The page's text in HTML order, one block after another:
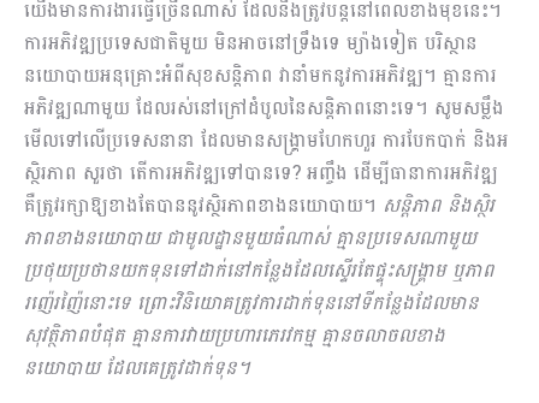
យើងមានការងារធ្វើច្រើនណាស់ ដែលនឹងត្រូវ​​បន្តនៅពេលខាងមុខនេះ។
ការអភិវឌ្ឍប្រទេសជាតិមួយ មិនអាចនៅទ្រឹងទេ ម្យ៉ាងទៀត បរិស្ថាន
នយោបាយអនុគ្រោះអំពីសុខសន្តិភាព វានាំមកនូវការអភិវឌ្ឍ។ គ្មានការ
អភិវឌ្ឍណាមួយ ដែលរស់នៅក្រៅដំបូលនៃសន្តិភាពនោះទេ។ សូមសម្លឹង
មើលទៅលើប្រទេសនានា ដែលមានសង្រ្គាមហែកហួរ ការបែកបាក់ និងអ
ស្ថិរភាព សួរថា តើការអភិវឌ្ឍទៅបានទេ? អញ្ចឹង ដើម្បីធានាការអភិវឌ្ឍ
គឺត្រូវរក្សាឱ្យខាងតែបាននូវស្ថិរភាពខាងនយោបាយ។ សន្តិភាព និងស្ថិរ
ភាពខាងនយោបាយ ជាមូលដ្ឋានមួយធំណាស់ គ្មានប្រទេសណាមួយ
ប្រថុយប្រថានយកទុនទៅដាក់នៅកន្លែងដែលស្ទើរតែផ្ទុះសង្រ្គាម ឬភាព
រញ៉េរញ៉ៃនោះទេ ព្រោះវិនិយោគត្រូវការ​ដាក់ទុននៅទីកន្លែងដែលមាន
សុវត្ថិភាពបំផុត គ្មានការវាយប្រហារភេរវកម្ម គ្មានចលាចលខាង
នយោបាយ ដែលគេត្រូវដាក់ទុន។